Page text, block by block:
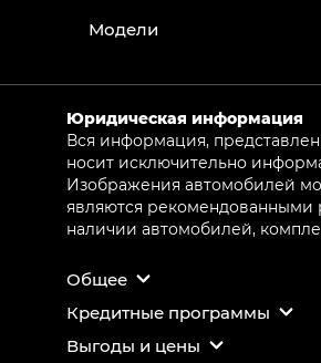
Модели
Юридическая информация
Вся информация,
носит исключительно
Изображения автомобилей
являются рекомендованными
наличии автомобилей,
Общее
Кредитные программы
Выгоды и цены